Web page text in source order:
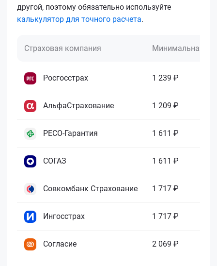
другой, поэтому обязательно используйте
калькулятор для точного расчета.
Страховая компания Минимальная
Росгосстрах 1 239 ₽
АльфаСтрахование 1 209 ₽
РЕСО-Гарантия 1 611 ₽
СОГАЗ 1 611 ₽
Совкомбанк Страхование 1 717 ₽
Ингосстрах 1 717 ₽
Согласие 2 069 ₽